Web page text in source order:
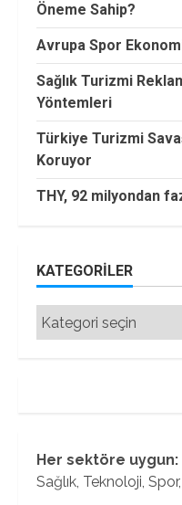
Öneme Sahip?
Avrupa Spor
Sağlık Turizmi
Yöntemleri
Türkiye Turizmi
Koruyor
THY, 92 milyondan
KATEGORILER
Kategoriler
Her sektöre uygun:
Sağlık, Teknoloji,